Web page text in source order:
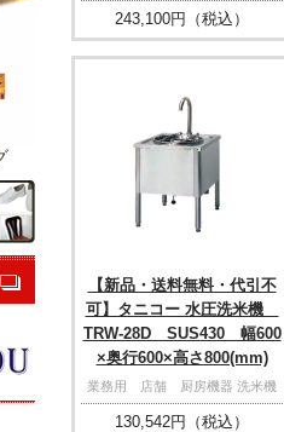
243,100円（税込）
【新品・送料無料・代引不
可】タニコー 水圧洗米機
TRW-28D SUS430 幅600
×奥行600×高さ800(mm)
業務用 店舗 厨房機器 洗米機
130,542円（税込）